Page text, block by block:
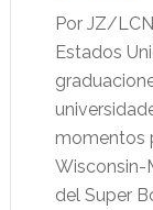
Por JZ/
Estados
momentos
Wisconsin-
del Super